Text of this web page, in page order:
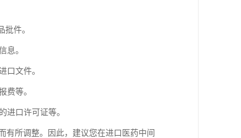
件。
息。
口文件。
费等。
进口许可证等。
所调整。因此，建议您在进口医药中间